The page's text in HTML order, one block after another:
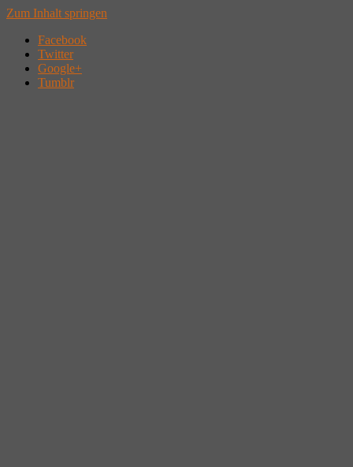
Zum Inhalt springen
Facebook
Twitter
Google+
Tumblr